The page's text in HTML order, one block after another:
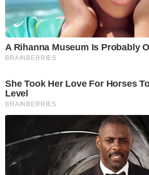
A Rihanna Museum Is Probably
BRAINBERRIES
She Took Her Love For Horses
Level
BRAINBERRIES